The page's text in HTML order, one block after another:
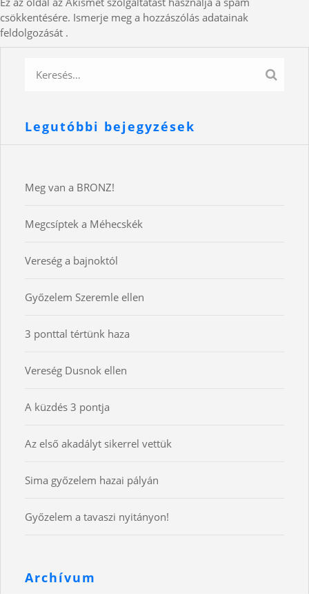
csökkentésére. Ismerje meg a hozzászólás adatainak
feldolgozását .
Legutóbbi bejegyzések
Meg van a BRONZ!
Megcsíptek a Méhecskék
Vereség a bajnoktól
Győzelem Szeremle ellen
3 ponttal tértünk haza
Vereség Dusnok ellen
A küzdés 3 pontja
Az első akadályt sikerrel vettük
Sima győzelem hazai pályán
Győzelem a tavaszi nyitányon!
Archívum